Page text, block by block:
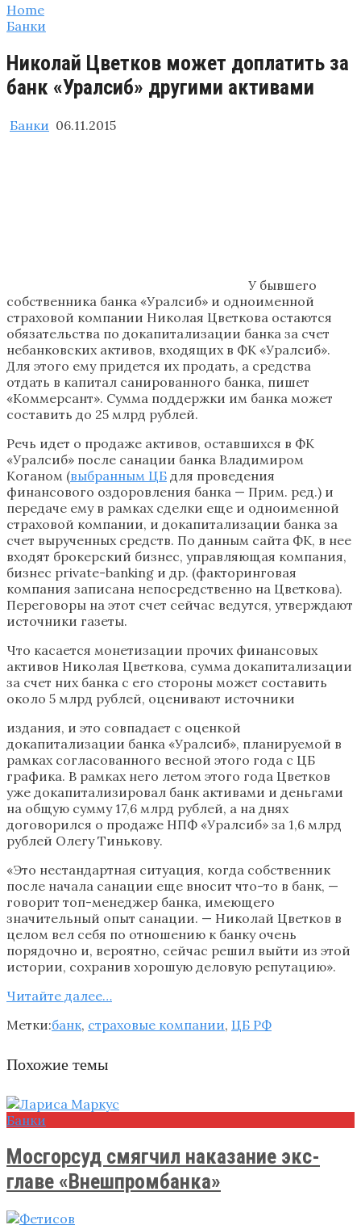
Home
Банки
Николай Цветков может доплатить за
банк «Уралсиб» другими активами
Банки 06.11.2015
У бывшего
собственника банка «Уралсиб» и одноименной
страховой компании Николая Цветкова остаются
обязательства по докапитализации банка за счет
небанковских активов, входящих в ФК «Уралсиб».
Для этого ему придется их продать, а средства
отдать в капитал санированного банка, пишет
«Коммерсант». Сумма поддержки им банка может
составить до 25 млрд рублей.
Речь идет о продаже активов, оставшихся в ФК
«Уралсиб» после санации банка Владимиром
Коганом (выбранным ЦБ для проведения
финансового оздоровления банка — Прим. ред.) и
передаче ему в рамках сделки еще и одноименной
страховой компании, и докапитализации банка за
счет вырученных средств. По данным сайта ФК, в нее
входят брокерский бизнес, управляющая компания,
бизнес private-banking и др. (факторинговая
компания записана непосредственно на Цветкова).
Переговоры на этот счет сейчас ведутся, утверждают
источники газеты.
Что касается монетизации прочих финансовых
активов Николая Цветкова, сумма докапитализации
за счет них банка с его стороны может составить
около 5 млрд рублей, оценивают источники
издания, и это совпадает с оценкой
докапитализации банка «Уралсиб», планируемой в
рамках согласованного весной этого года с ЦБ
графика. В рамках него летом этого года Цветков
уже докапитализировал банк активами и деньгами
на общую сумму 17,6 млрд рублей, а на днях
договорился о продаже НПФ «Уралсиб» за 1,6 млрд
рублей Олегу Тинькову.
«Это нестандартная ситуация, когда собственник
после начала санации еще вносит что-то в банк, —
говорит топ-менеджер банка, имеющего
значительный опыт санации. — Николай Цветков в
целом вел себя по отношению к банку очень
порядочно и, вероятно, сейчас решил выйти из этой
истории, сохранив хорошую деловую репутацию».
Читайте далее…
Метки:банк, страховые компании, ЦБ РФ
Похожие темы
Банки
Мосгорсуд смягчил наказание экс-
главе «Внешпромбанка»